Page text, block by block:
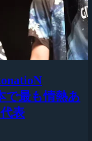
で最も情熱あ
表